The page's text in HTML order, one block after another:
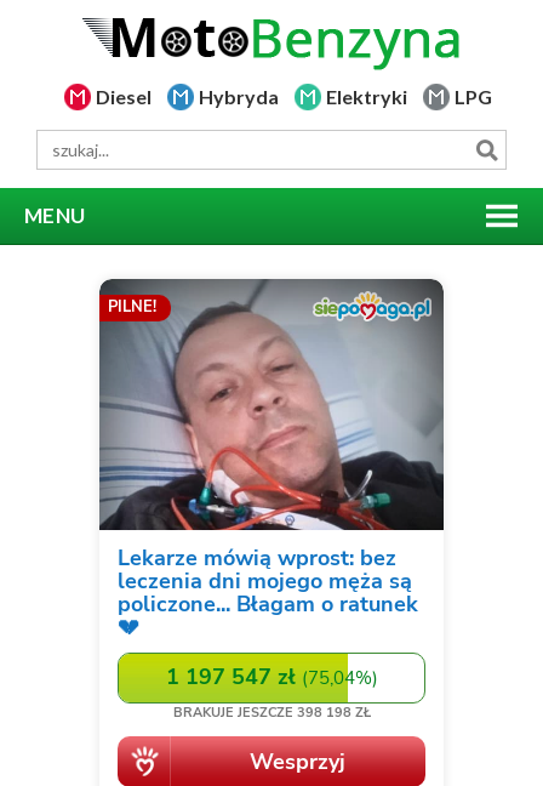
Diesel Hybryda Elektryki LPG
MENU